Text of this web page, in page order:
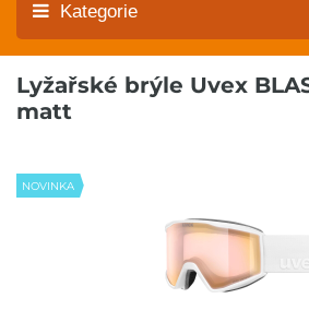
Kategorie
Lyžařské brýle Uvex
matt
NOVINKA